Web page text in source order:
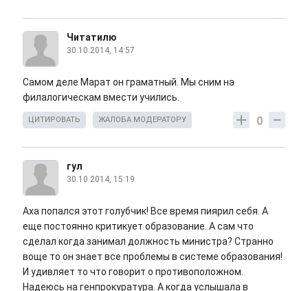
Читатилю
30.10.2014, 14:57
Самом деле Марат он граматный. Мы сним на
филалогическам вмести учились.
0
ЦИТИРОВАТЬ ЖАЛОБА МОДЕРАТОРУ
гул
30.10.2014, 15:19
Аха попался этот голубчик! Все время пиярил себя. А
еще постоянно критикует образование. А сам что
сделал когда занимал должность министра? Странно
воще то он знает все проблемы в системе образования!
И удивляет то что говорит о противоположном.
Надеюсь на генпрокуратура. А когда услышала в